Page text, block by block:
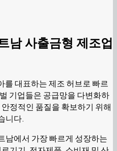
남 사출금형 제조업
를 대표하는 제조 허브로 빠르
기업들은 공급망을 다변화하
정적인 품질을 확보하기 위해
니다.
남에서 가장 빠르게 성장하는